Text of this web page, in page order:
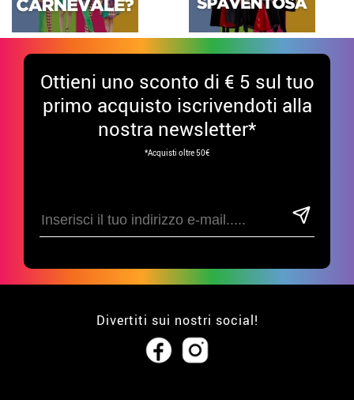
Ottieni uno sconto di € 5 sul tuo
primo acquisto iscrivendoti alla
nostra newsletter*
*Acquisti oltre 50€
Divertiti sui nostri social!